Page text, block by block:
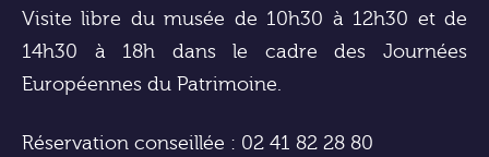
Visite libre du musée de 10h30 à 12h30 et de
14h30 à 18h dans le cadre des Journées
Européennes du Patrimoine.
Réservation conseillée : 02 41 82 28 80